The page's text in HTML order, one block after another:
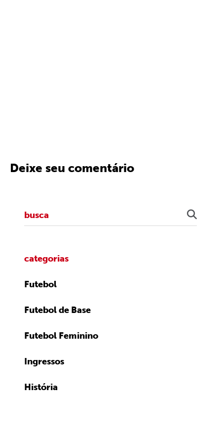
Deixe seu comentário
categorias
Futebol
Futebol de Base
Futebol Feminino
Ingressos
História